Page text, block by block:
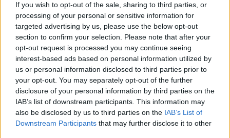
If you wish to opt-out of the sale, sharing to third parties, or
processing of your personal or sensitive information for
targeted advertising by us, please use the below opt-out
section to confirm your selection. Please note that after your
opt-out request is processed you may continue seeing
interest-based ads based on personal information utilized by
us or personal information disclosed to third parties prior to
your opt-out. You may separately opt-out of the further
disclosure of your personal information by third parties on the
IAB’s list of downstream participants. This information may
also be disclosed by us to third parties on the IAB’s List of
Downstream Participants that may further disclose it to other
NECROLOGIE